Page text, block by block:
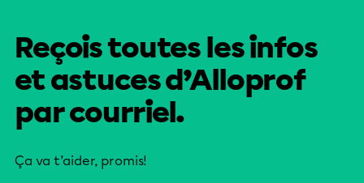
Reçois toutes les infos
et astuces d’Alloprof
par courriel.
Ça va t’aider, promis!